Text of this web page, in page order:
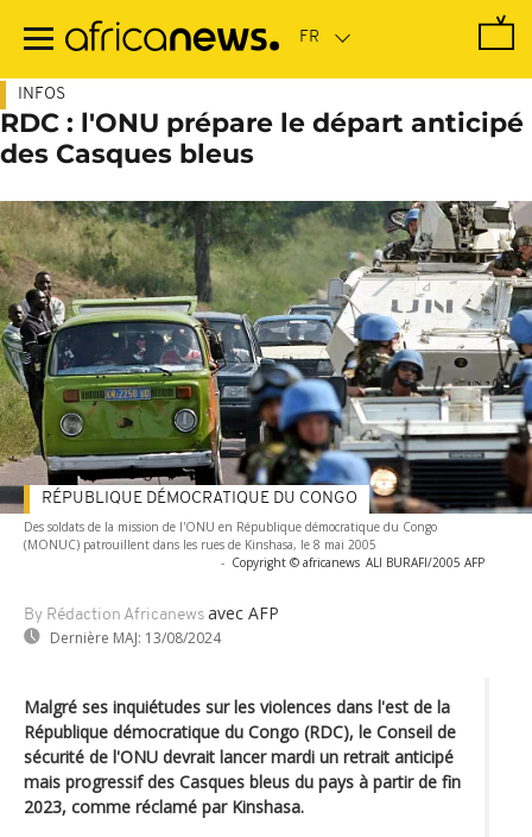
contenu
INFOS
RDC : l'ONU prépare le départ anticipé
des Casques bleus
Des soldats de la mission de l'ONU en République démocratique du Congo
(MONUC) patrouillent dans les rues de Kinshasa, le 8 mai 2005
- Copyright © africanews ALI BURAFI/2005 AFP
By Rédaction Africanews avec AFP
Dernière MAJ: 13/08/2024
RÉPUBLIQUE DÉMOCRATIQUE DU CONGO
Malgré ses inquiétudes sur les violences dans l'est de la
République démocratique du Congo (RDC), le Conseil de
sécurité de l'ONU devrait lancer mardi un retrait anticipé
mais progressif des Casques bleus du pays à partir de fin
2023, comme réclamé par Kinshasa.